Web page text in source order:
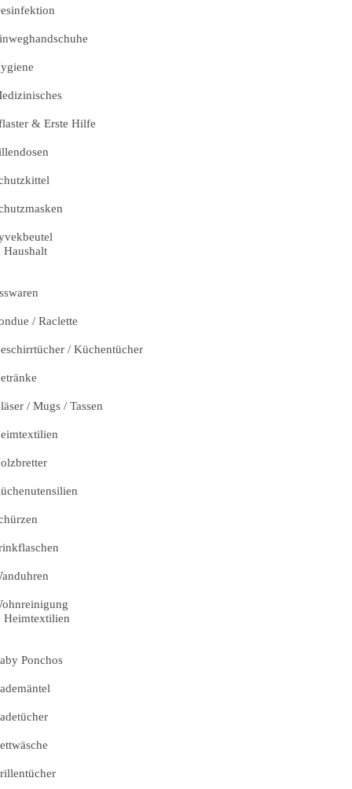
& Erste Hilfe
Haushalt
/ Raclette
/ Küchentücher
/ Mugs / Tassen
Heimtextilien
Ponchos